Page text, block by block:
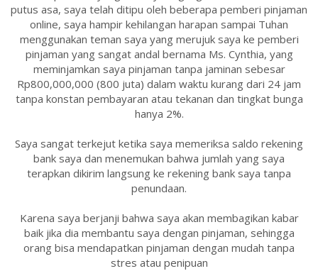
putus asa, saya telah ditipu oleh beberapa pemberi pinjaman
online, saya hampir kehilangan harapan sampai Tuhan
menggunakan teman saya yang merujuk saya ke pemberi
pinjaman yang sangat andal bernama Ms. Cynthia, yang
meminjamkan saya pinjaman tanpa jaminan sebesar
Rp800,000,000 (800 juta) dalam waktu kurang dari 24 jam
tanpa konstan pembayaran atau tekanan dan tingkat bunga
hanya 2%.
Saya sangat terkejut ketika saya memeriksa saldo rekening
bank saya dan menemukan bahwa jumlah yang saya
terapkan dikirim langsung ke rekening bank saya tanpa
penundaan.
Karena saya berjanji bahwa saya akan membagikan kabar
baik jika dia membantu saya dengan pinjaman, sehingga
orang bisa mendapatkan pinjaman dengan mudah tanpa
stres atau penipuan